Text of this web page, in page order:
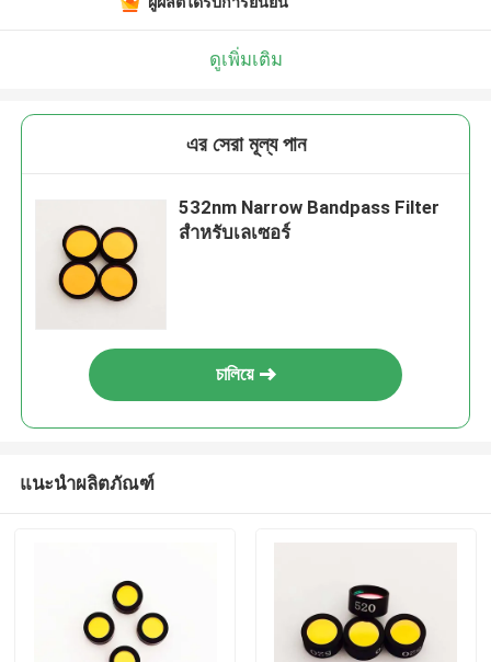
ดูเพิ่มเติม
এর সেরা মূল্য পান
532nm Narrow Bandpass Filter
สําหรับเลเซอร์
চালিয়ে
แนะนำผลิตภัณฑ์